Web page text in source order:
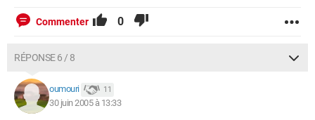
Commenter 0
RÉPONSE 6 / 8
oumouri 11
30 juin 2005 à 13:33